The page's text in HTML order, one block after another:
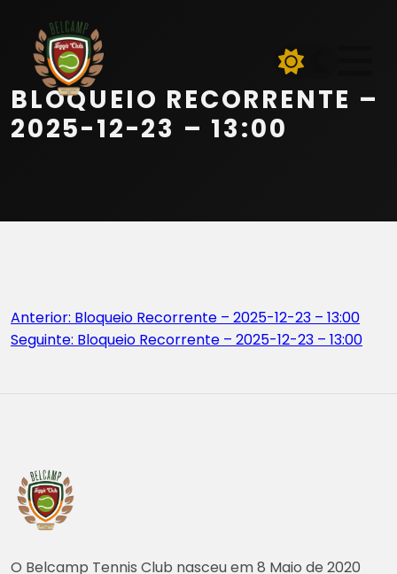
Início
Equipa
Serviços
Beach Tennis
BLOQUEIO RECORRENTE –
2025-12-23 – 13:00
Navegação
de
Anterior: Bloqueio Recorrente – 2025-12-23 – 13:00
Seguinte: Bloqueio Recorrente – 2025-12-23 – 13:00
O Belcamp Tennis Club nasceu em 8 Maio de 2020